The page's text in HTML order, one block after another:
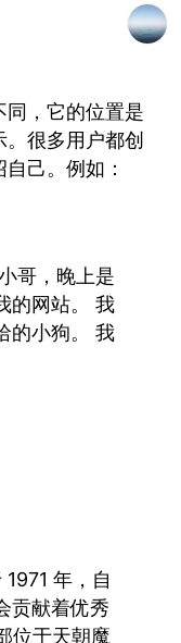
，它的位置是
。很多用户都创
己。例如：
哥，晚上是
的网站。 我
的小狗。 我
年，自
贡献着优秀
位于天朝魔